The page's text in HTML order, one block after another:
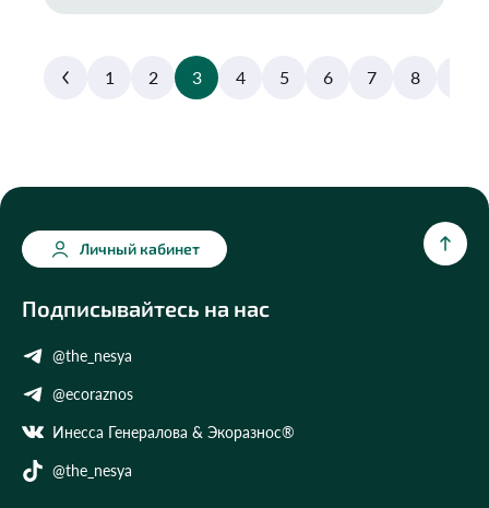
проекта «Экоразнос®».
1 2 3 4 5 6 7 8
Подписывайтесь на нас
@the_nesya
@ecoraznos
Инесса Генералова & Экоразнос®
@the_nesya
Личный кабинет